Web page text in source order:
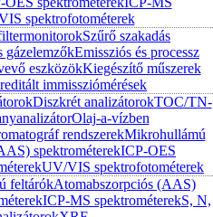
spektrofotométerek
Szűrő szakadás
gázelemzőkEmissziós és processz
eszközökKiegészítő műszerek
immissziómérések
Diszkrét analizátorokTOC/TN-
Olaj-a-vízben
rendszerekMikrohullámú
spektrométerekICP-OES
UV/VIS spektrofotométerek
feltárókAtomabszorpciós (AAS)
ICP-MS spektrométerekS, N,